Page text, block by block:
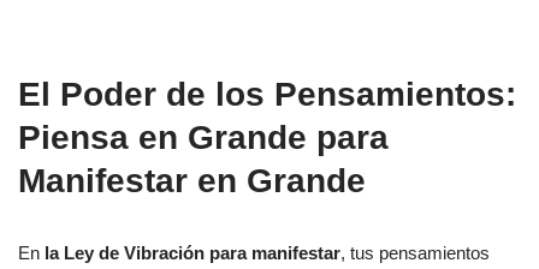
El Poder de los Pensamientos:
Piensa en Grande para
Manifestar en Grande
En la Ley de Vibración para manifestar, tus pensamientos